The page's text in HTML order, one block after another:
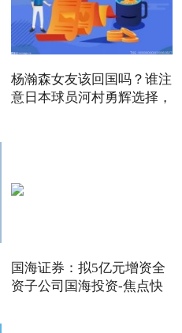
杨瀚森女友该回国吗？谁注
意日本球员河村勇辉选择，
国海证券：拟5亿元增资全
资子公司国海投资-焦点快